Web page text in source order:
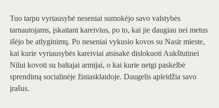
Tuo tarpu vyriausybė neseniai sumokėjo savo valstybės
tarnautojams, įskaitant kareivius, po to, kai jie daugiau nei metus
išėjo be atlyginimų. Po neseniai vykusio kovos su Nasir mieste,
kai kurie vyriausybės kareiviai atsisakė dislokuoti Aukštutinei
Nilui kovoti su baltajai armijai, o kai kurie netgi paskelbė
sprendimą socialinėje žiniasklaidoje. Daugelis apleidžia savo
įrašus.